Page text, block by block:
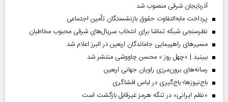
آذربایجان شرقی منصوب شد
پرداخت مابه‌التفاوت حقوق بازنشستگان تأمین اجتماعی
نظرسنجی شبکه تماشا برای انتخاب سریال‌های شرقی محبوب مخاطبان
مسیر‌های راهپیمایی جاماندگان اربعین در البرز اعلام شد
ببینید | «چهل روز » محسن چاووشی منتشر شد
رسانه‌های برون‌مرزی راویان جهانی اربعین
باج‌نیوزها؛ باج‌گیری در لباس افشاگری
«نظم ایرانی» در تنگه هرمز غیرقابل بازگشت است